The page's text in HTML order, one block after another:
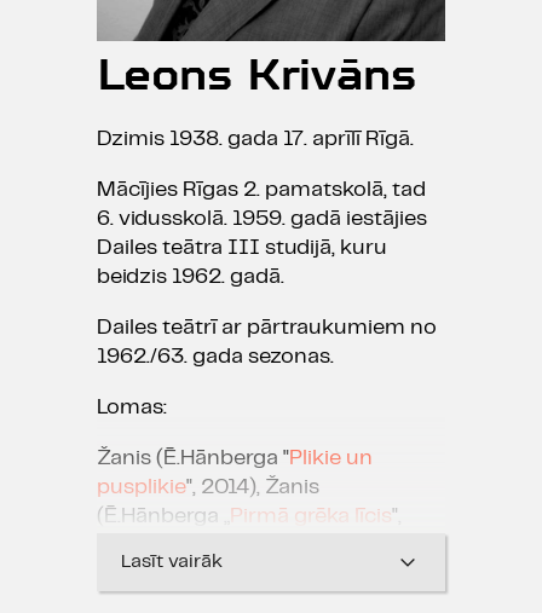
Leons Krivāns
Dzimis 1938. gada 17. aprīlī Rīgā.
Mācījies Rīgas 2. pamatskolā, tad
6. vidusskolā. 1959. gadā iestājies
Dailes teātra III studijā, kuru
beidzis 1962. gadā.
Dailes teātrī ar pārtraukumiem no
1962./63. gada sezonas.
Lomas:
Žanis (Ē.Hānberga "Plikie un
pusplikie", 2014), Žanis
(Ē.Hānberga „
Pirmā grēka līcis",
(J.Jurkāna „Dzīvīte, dzīvīte" - II
Lasīt vairāk